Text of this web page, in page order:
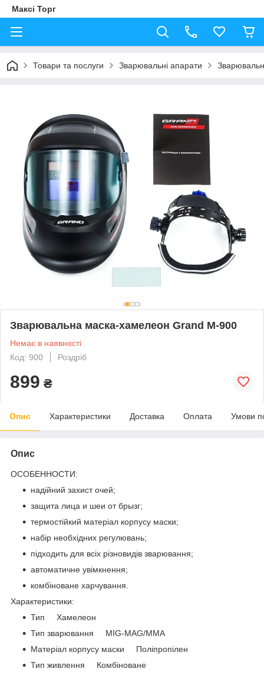
Максі Торг
Товари та послуги Зварювальні апарати
Зварювальна маска-хамелеон Grand М-900
Немає в наявності
Код: 900
Роздріб
899 ₴
Опис Характеристики Доставка Оплата Умови
Опис
ОСОБЕННОСТИ:
надійний захист очей;
защита лица и шеи от брызг;
термостійкий матеріал корпусу маски;
набір необхідних регулювань;
підходить для всіх різновидів зварювання;
автоматичне увімкнення;
комбіноване харчування.
Характеристики:
Тип Хамелеон
Тип зварювання MIG-MAG/MMA
Матеріал корпусу маски Поліпропілен
Тип живлення Комбіноване